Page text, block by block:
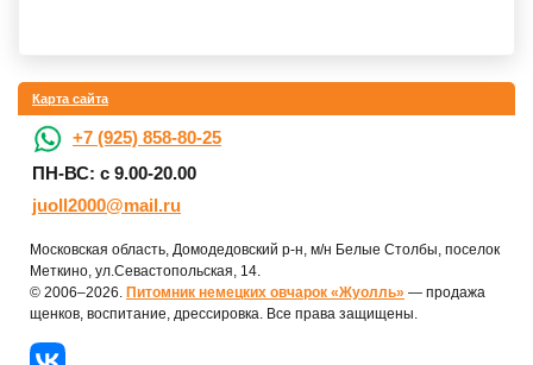
Карта сайта
+7 (925) 858-80-25
ПН-ВС: с 9.00-20.00
juoll2000@mail.ru
Московская область, Домодедовский р-н, м/н Белые Столбы, поселок
Меткино, ул.Севастопольская, 14.
© 2006–2026. Питомник немецких овчарок «Жуолль» — продажа
щенков, воспитание, дрессировка. Все права защищены.